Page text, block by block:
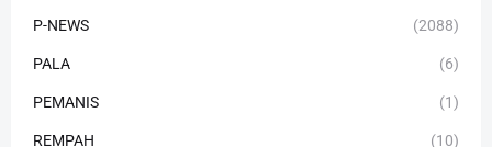
P-NEWS (2088)
PALA (6)
PEMANIS (1)
REMPAH (10)